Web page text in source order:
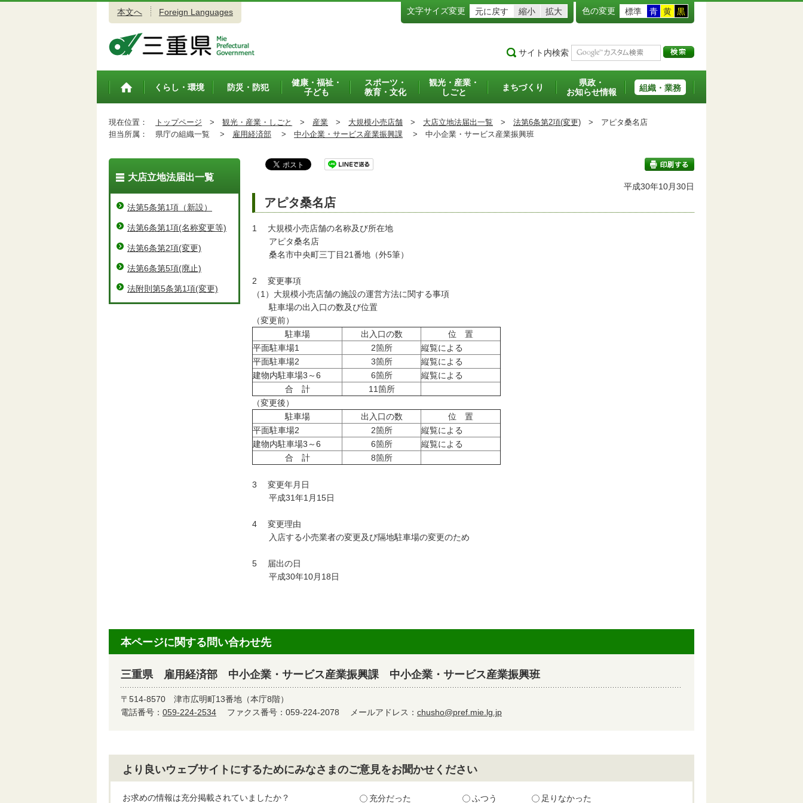
本文へ Foreign Languages 文字サイズ変更 元に戻す 縮小 拡大 色の変更 標準 青 黄 黒
サイト内検索
トップペ
くらし・環境 防災・防犯
健康・福祉・
子ども
スポーツ・
教育・文化
観光・産業・
しごと
まちづくり
県政・
お知らせ情報
組織・業務
現在位置： トップページ > 観光・産業・しごと > 産業 > 大規模小売店舗 > 大店立地法届出一覧 > 法第6条第2項(変更) > アピタ桑名店
担当所属：
県庁の組織一覧 > 雇用経済部 > 中小企業・サービス産業振興課 > 中小企業・サービス産業振興班
印刷する
平成30年10月30日
アピタ桑名店
1 大規模小売店舗の名称及び所在地
アピタ桑名店
桑名市中央町三丁目21番地（外5筆）
2 変更事項
（1）大規模小売店舗の施設の運営方法に関する事項
駐車場の出入口の数及び位置
（変更前）
駐車場
出入口の数
位 置
平面駐車場1
2箇所
縦覧による
平面駐車場2
3箇所
縦覧による
建物内駐車場3～6
6箇所
縦覧による
合 計
11箇所
（変更後）
駐車場
出入口の数
位 置
平面駐車場2
2箇所
縦覧による
建物内駐車場3～6
6箇所
縦覧による
合 計
8箇所
3 変更年月日
平成31年1月15日
4 変更理由
入店する小売業者の変更及び隔地駐車場の変更のため
5 届出の日
平成30年10月18日
大店立地法届出一覧
法第5条第1項（新設）
法第6条第1項(名称変更等)
法第6条第2項(変更)
法第6条第5項(廃止)
法附則第5条第1項(変更)
本ページに関する問い合わせ先
三重県 雇用経済部 中小企業・サービス産業振興課 中小企業・サービス産業振興班
〒514-8570 津市広明町13番地（本庁8階）
電話番号： 059-224-2534 ファクス番号：059-224-2078 メールアドレス： chusho@pref.mie.lg.jp
より良いウェブサイトにするためにみなさまのご意見をお聞かせください
お求めの情報は充分掲載されていましたか？ 充分だった ふつう 足りなかった